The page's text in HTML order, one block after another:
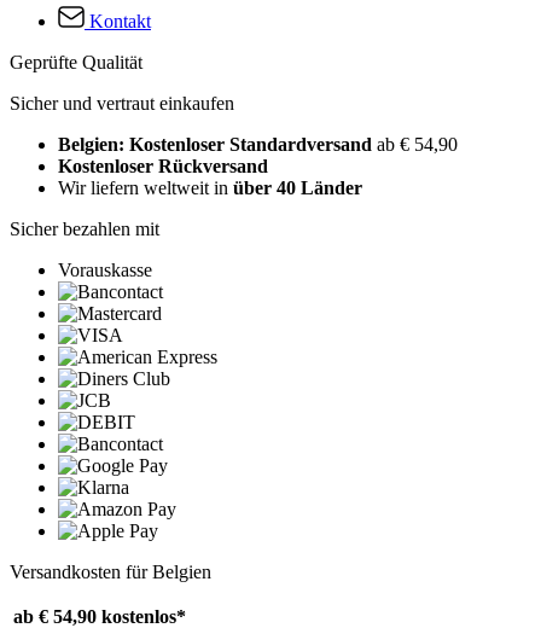
Kontakt
Geprüfte Qualität
Sicher und vertraut einkaufen
Belgien: Kostenloser Standardversand ab € 54,90
Kostenloser Rückversand
Wir liefern weltweit in über 40 Länder
Sicher bezahlen mit
Vorauskasse
Versandkosten für Belgien
ab € 54,90 kostenlos*